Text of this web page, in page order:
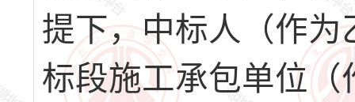
提下，中标人（作为
标段施工承包单位（